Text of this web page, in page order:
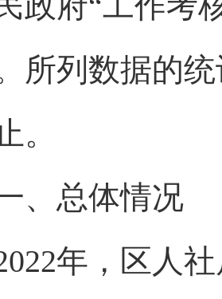
所列数据的
。
总体情况
年，区人社